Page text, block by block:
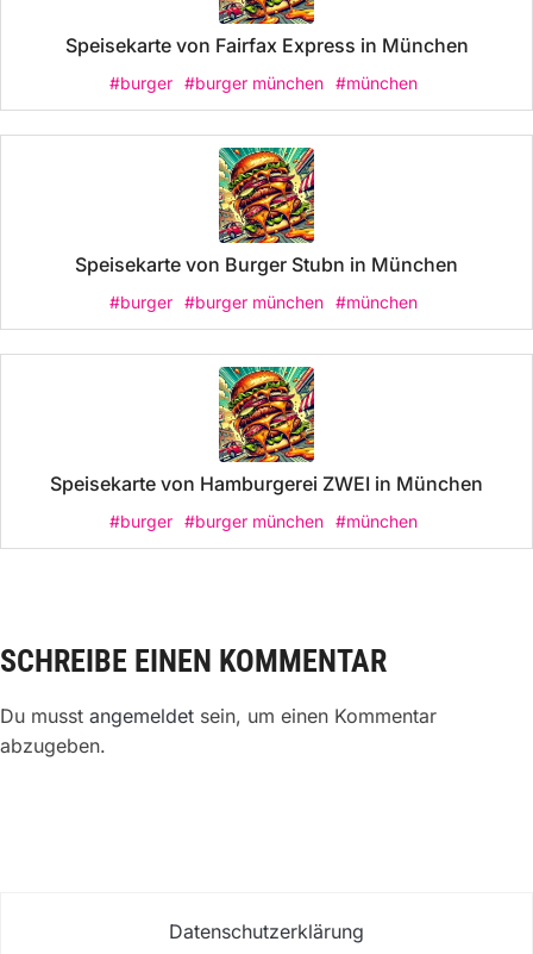
Speisekarte von Fairfax Express in München
#burger #burger münchen #münchen
Speisekarte von Burger Stubn in München
#burger #burger münchen #münchen
Speisekarte von Hamburgerei ZWEI in München
#burger #burger münchen #münchen
SCHREIBE EINEN KOMMENTAR
Du musst angemeldet sein, um einen Kommentar
abzugeben.
Datenschutzerklärung